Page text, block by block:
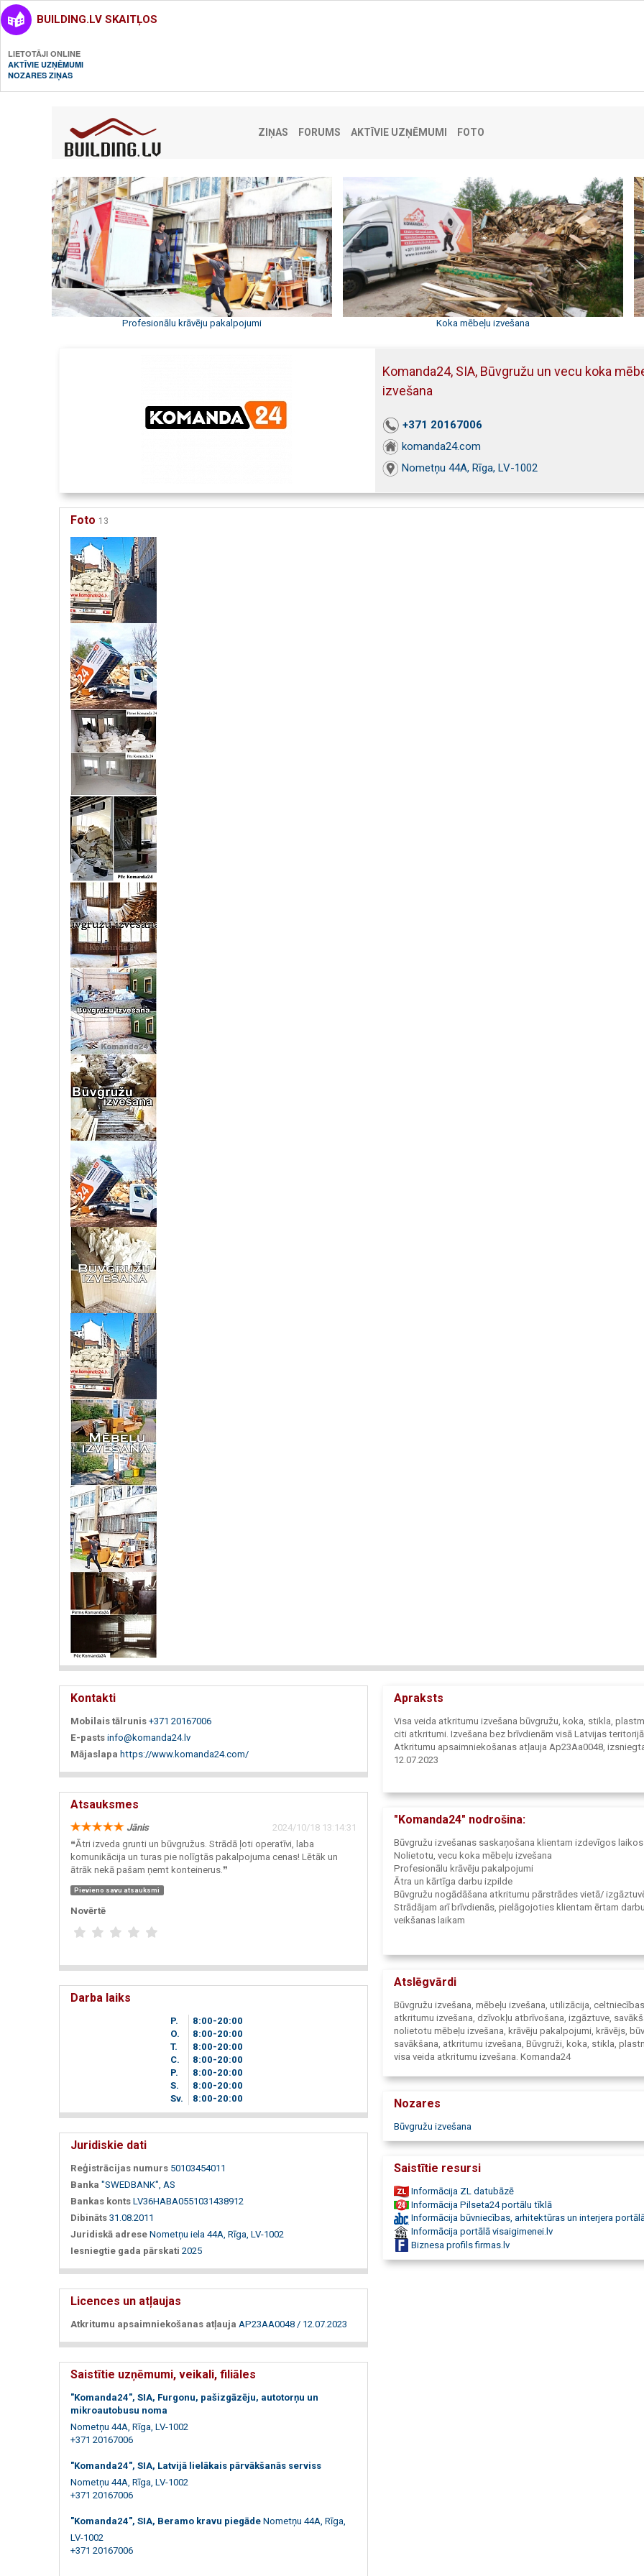
BUILDING.LV SKAITĻOS
LIETOTĀJI ONLINE
AKTĪVIE UZŅĒMUMI
NOZARES ZIŅAS
ZIŅAS FORUMS AKTĪVIE UZŅĒMUMI FOTO
Profesionālu krāvēju pakalpojumi Koka mēbeļu izvešana
Komanda24, SIA, Būvgružu un vecu koka
izvešana
+371 20167006
komanda24.com
Nometņu 44A, Rīga, LV-1002
Foto 13
Kontakti
Mobilais tālrunis +371 20167006
E-pasts info@komanda24.lv
Mājaslapa https://www.komanda24.com/
Atsauksmes
Jānis
2024/10/18 13:14:31
❝Ātri izveda grunti un būvgružus. Strādā ļoti operatīvi, laba
komunikācija un turas pie nolīgtās pakalpojuma cenas! Lētāk un
ātrāk nekā pašam ņemt konteinerus.❞
Pievieno savu atsauksmi
Novērtē
Darba laiks
P. 8 00-20 00
O.
8 00-20 00
T.
8 00-20 00
C.
8 00-20 00
P.
8 00-20 00
S.
8 00-20 00
Sv.
8 00-20 00
Juridiskie dati
Reģistrācijas numurs 50103454011
Banka "SWEDBANK", AS
Bankas konts LV36HABA0551031438912
Dibināts 31.08.2011
Juridiskā adrese Nometņu iela 44A, Rīga, LV-1002
Iesniegtie gada pārskati 2025
Licences un atļaujas
Atkritumu apsaimniekošanas atļauja AP23AA0048 / 12.07.2023
Saistītie uzņēmumi, veikali, filiāles
"Komanda24", SIA, Furgonu, pašizgāzēju, autotorņu un
mikroautobusu noma
Nometņu 44A, Rīga, LV-1002
+371 20167006
"Komanda24", SIA, Latvijā lielākais pārvākšanās serviss
Nometņu 44A, Rīga, LV-1002
+371 20167006
"Komanda24", SIA, Beramo kravu piegāde Nometņu 44A, Rīga,
LV-1002
+371 20167006
Apraksts
Visa veida atkritumu izvešana būvgružu, koka, stikla,
citi atkritumi. Izvešana bez brīvdienām visā Latvijas teritorijā.
Atkritumu apsaimniekošanas atļauja Ap23Aa0048,
12.07.2023
"Komanda24" nodrošina:
Būvgružu izvešanas saskaņošana klientam izdevīgos laikos
Nolietotu, vecu koka mēbeļu izvešana
Profesionālu krāvēju pakalpojumi
Ātra un kārtīga darbu izpilde
Būvgružu nogādāšana atkritumu pārstrādes vietā/
Strādājam arī brīvdienās, pielāgojoties klientam ērtam darbu
veikšanas laikam
Atslēgvārdi
Būvgružu izvešana, mēbeļu izvešana, utilizācija, celtniecības
atkritumu izvešana, dzīvokļu atbrīvošana, izgāztuve,
nolietotu mēbeļu izvešana, krāvēju pakalpojumi, krāvējs,
savākšana, atkritumu izvešana, Būvgruži, koka, stikla,
visa veida atkritumu izvešana. Komanda24
Nozares
Būvgružu izvešana
Saistītie resursi
Informācija ZL datubāzē
Informācija Pilseta24 portālu tīklā
Informācija būvniecības, arhitektūras un interjera
Informācija portālā visaigimenei.lv
Biznesa profils firmas.lv